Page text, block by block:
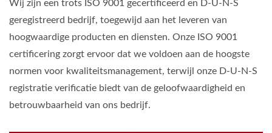
Wij zijn een trots ISO 9001 gecertificeerd en D-U-N-S
geregistreerd bedrijf, toegewijd aan het leveren van
hoogwaardige producten en diensten. Onze ISO 9001
certificering zorgt ervoor dat we voldoen aan de hoogste
normen voor kwaliteitsmanagement, terwijl onze D-U-N-S
registratie verificatie biedt van de geloofwaardigheid en
betrouwbaarheid van ons bedrijf.